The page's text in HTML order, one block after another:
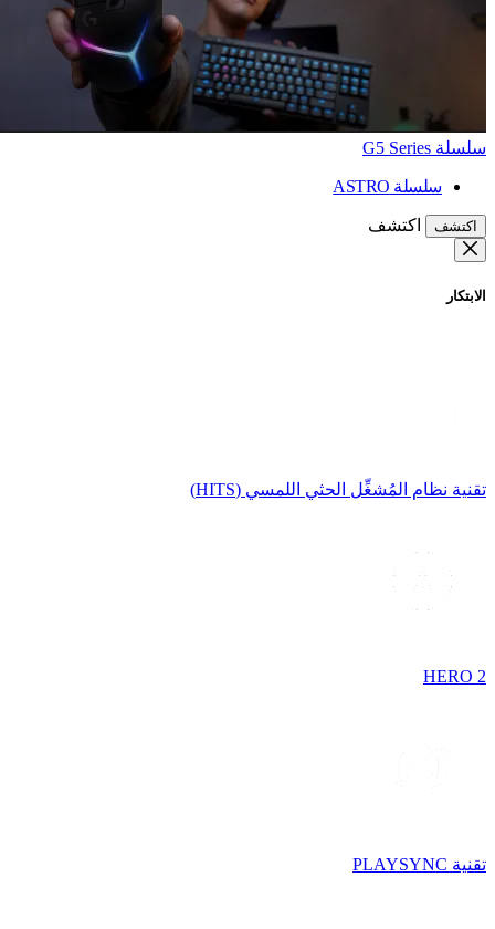
سلسلة G5 Series
سلسلة ASTRO
اكتشف اكتشف
الابتكار
تقنية نظام المُشغِّل الحثي اللمسي (HITS)
HERO 2
تقنية PLAYSYNC